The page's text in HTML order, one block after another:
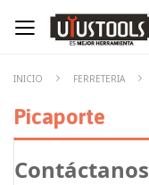
INICIO FERRETERIA
Picaporte
Contáctanos